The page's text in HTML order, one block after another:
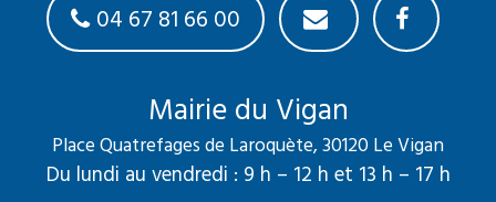
04 67 81 66 00
Mairie du Vigan
Place Quatrefages de Laroquète, 30120 Le Vigan
Du lundi au vendredi : 9 h – 12 h et 13 h – 17 h